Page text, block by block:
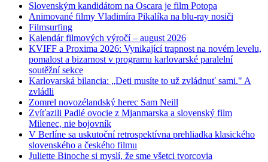
Slovenským kandidátom na Oscara je film Potopa
Animované filmy Vladimíra Pikalíka na blu-ray nosiči
Filmsurfing
Kalendár filmových výročí – august 2026
KVIFF a Proxima 2026: Vynikající trapnost na novém levelu,
pomalost a bizarnost v programu karlovarské paralelní
soutěžní sekce
Karlovarská bilancia: „Deti musíte to už zvládnuť sami." A
zvládli
Zomrel novozélandský herec Sam Neill
Zvíťazili Padlé ovocie z Mjanmarska a slovenský film
Milenec, nie bojovník
V Berlíne sa uskutoční retrospektívna prehliadka klasického
slovenského a českého filmu
Juliette Binoche si myslí, že sme všetci tvorcovia